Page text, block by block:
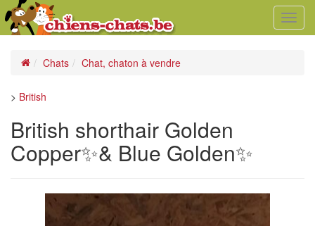
Chats Chat, chaton à vendre
> British
British shorthair Golden
Copper✨️& Blue Golden✨️